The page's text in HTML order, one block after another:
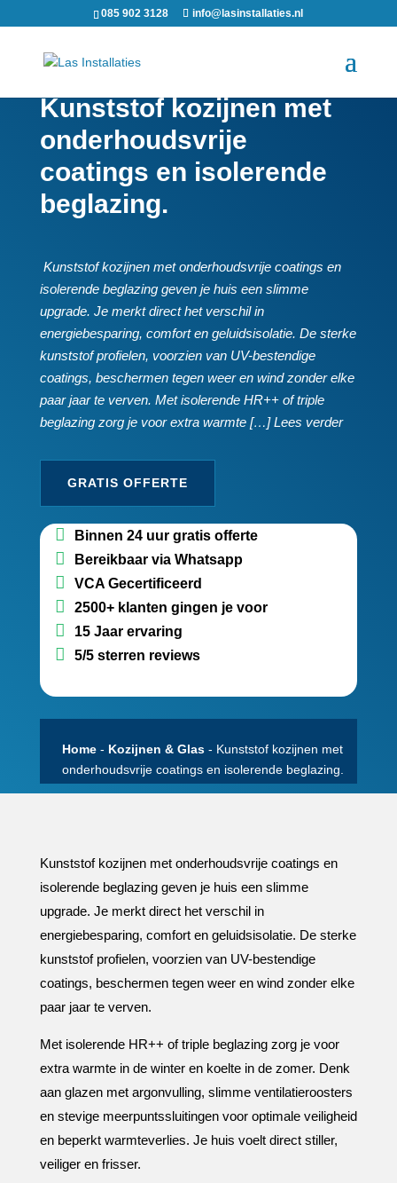
085 902 3128 info@lasinstallaties.nl
Kunststof kozijnen met
onderhoudsvrije
coatings en isolerende
beglazing.
​ Kunststof kozijnen met onderhoudsvrije coatings en
isolerende beglazing geven je huis een slimme
upgrade.​ Je merkt direct het verschil in
energiebesparing, comfort en geluidsisolatie.​ De sterke
kunststof profielen, voorzien van UV-bestendige
coatings, beschermen tegen weer en wind zonder elke
paar jaar te verven.​ Met isolerende HR++ of triple
beglazing zorg je voor extra warmte […] Lees verder
GRATIS OFFERTE
Binnen 24 uur gratis offerte
Bereikbaar via Whatsapp
VCA Gecertificeerd
2500+ klanten gingen je voor
15 Jaar ervaring
5/5 sterren reviews
Home - Kozijnen & Glas - Kunststof kozijnen met
onderhoudsvrije coatings en isolerende beglazing.
Kunststof kozijnen met onderhoudsvrije coatings en
isolerende beglazing geven je huis een slimme
upgrade.​ Je merkt direct het verschil in
energiebesparing, comfort en geluidsisolatie.​ De sterke
kunststof profielen, voorzien van UV-bestendige
coatings, beschermen tegen weer en wind zonder elke
paar jaar te verven.​
Met isolerende HR++ of triple beglazing zorg je voor
extra warmte in de winter en koelte in de zomer.​ Denk
aan glazen met argonvulling, slimme ventilatieroosters
en stevige meerpuntssluitingen voor optimale veiligheid
en beperkt warmteverlies.​ Je huis voelt direct stiller,
veiliger en frisser.​